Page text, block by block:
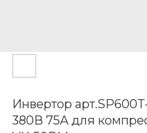
Инвертор
380В 75A для